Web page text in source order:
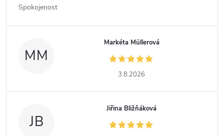
Spokojenost
MM
Markéta Müllerová
3.8.2026
JB
Jiřina Bližňáková